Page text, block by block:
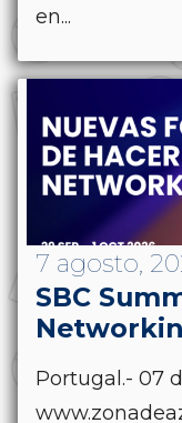
en...
7 agosto,
SBC
Portugal.- 07